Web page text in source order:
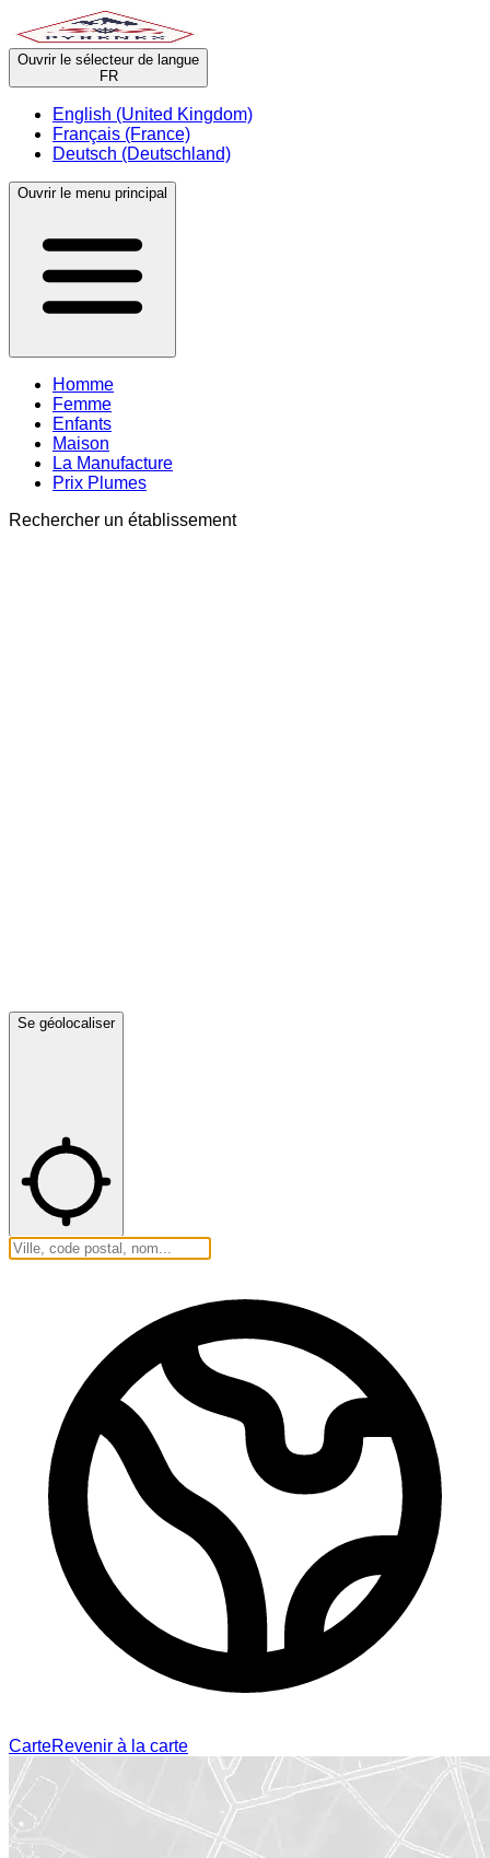
Ouvrir le sélecteur de langue
FR
English (United Kingdom)
Français (France)
Deutsch (Deutschland)
Ouvrir le menu principal
Homme
Femme
Enfants
Maison
La Manufacture
Prix Plumes
Rechercher un établissement
Se géolocaliser
CarteRevenir à la carte